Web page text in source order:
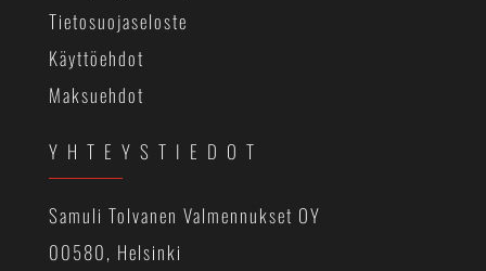
Tietosuojaseloste
Käyttöehdot
Maksuehdot
YHTEYSTIEDOT
Samuli Tolvanen Valmennukset OY
00580, Helsinki